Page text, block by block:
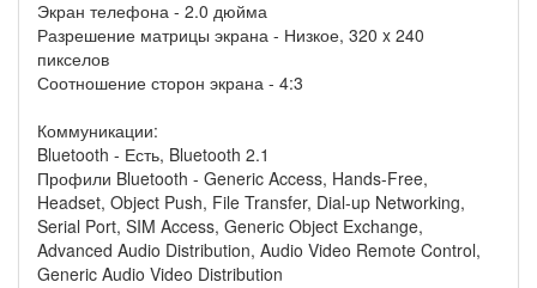
Экран телефона - 2.0 дюйма
Разрешение матрицы экрана - Низкое, 320 x 240
пикселов
Соотношение сторон экрана - 4:3
Коммуникации:
Bluetooth - Есть, Bluetooth 2.1
Профили Bluetooth - Generic Access, Hands-Free,
Headset, Object Push, File Transfer, Dial-up Networking,
Serial Port, SIM Access, Generic Object Exchange,
Advanced Audio Distribution, Audio Video Remote Control,
Generic Audio Video Distribution